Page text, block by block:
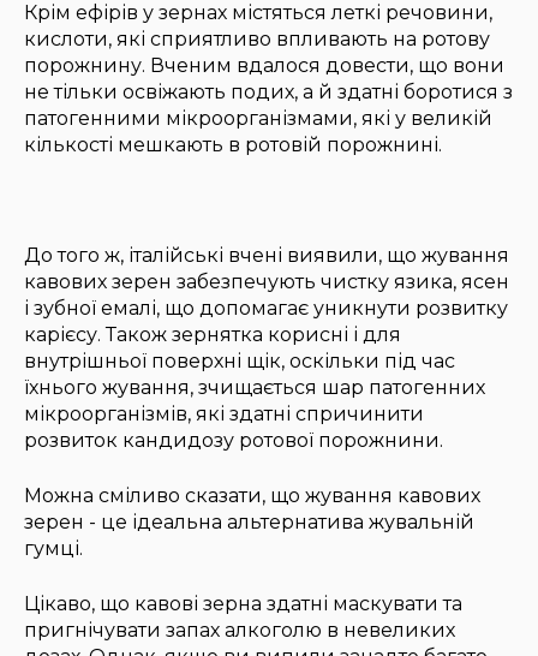
Крім ефірів у зернах містяться леткі речовини,
кислоти, які сприятливо впливають на ротову
порожнину. Вченим вдалося довести, що вони
не тільки освіжають подих, а й здатні боротися з
патогенними мікроорганізмами, які у великій
кількості мешкають в ротовій порожнині.
До того ж, італійські вчені виявили, що жування
кавових зерен забезпечують чистку язика, ясен
і зубної емалі, що допомагає уникнути розвитку
карієсу. Також зернятка корисні і для
внутрішньої поверхні щік, оскільки під час
їхнього жування, зчищається шар патогенних
мікроорганізмів, які здатні спричинити
розвиток кандидозу ротової порожнини.
Можна сміливо сказати, що жування кавових
зерен - це ідеальна альтернатива жувальній
гумці.
Цікаво, що кавові зерна здатні маскувати та
пригнічувати запах алкоголю в невеликих